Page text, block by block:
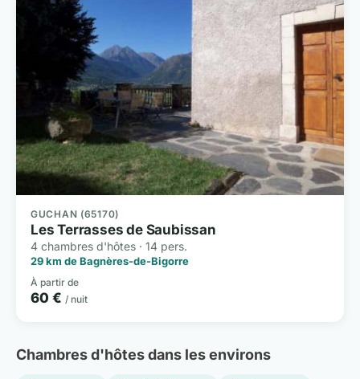
GUCHAN (65170)
Les Terrasses de Saubissan
4 chambres d'hôtes · 14 pers.
29 km de Bagnères-de-Bigorre
À partir de
60 € / nuit
Chambres d'hôtes dans les environs